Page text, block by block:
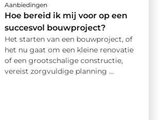
Aanbiedingen
Hoe bereid ik mij voor op een
succesvol bouwproject?
Het starten van een bouwproject, of
het nu gaat om een kleine renovatie
of een grootschalige constructie,
vereist zorgvuldige planning ...